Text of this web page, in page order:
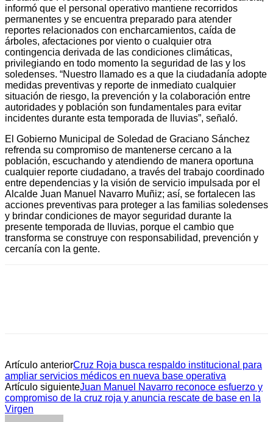
informó que el personal operativo mantiene recorridos
permanentes y se encuentra preparado para atender
reportes relacionados con encharcamientos, caída de
árboles, afectaciones por viento o cualquier otra
contingencia derivada de las condiciones climáticas,
privilegiando en todo momento la seguridad de las y los
soledenses. “Nuestro llamado es a que la ciudadanía adopte
medidas preventivas y reporte de inmediato cualquier
situación de riesgo, la prevención y la colaboración entre
autoridades y población son fundamentales para evitar
incidentes durante esta temporada de lluvias”, señaló.
El Gobierno Municipal de Soledad de Graciano Sánchez
refrenda su compromiso de mantenerse cercano a la
población, escuchando y atendiendo de manera oportuna
cualquier reporte ciudadano, a través del trabajo coordinado
entre dependencias y la visión de servicio impulsada por el
Alcalde Juan Manuel Navarro Muñiz; así, se fortalecen las
acciones preventivas para proteger a las familias soledenses
y brindar condiciones de mayor seguridad durante la
presente temporada de lluvias, porque el cambio que
transforma se construye con responsabilidad, prevención y
cercanía con la gente.
Artículo anteriorCruz Roja busca respaldo institucional para
ampliar servicios médicos en nueva base operativa
Artículo siguienteJuan Manuel Navarro reconoce esfuerzo y
compromiso de la cruz roja y anuncia rescate de base en la
Virgen